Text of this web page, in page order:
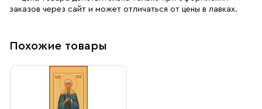
заказов через сайт и может отличаться от цены в лавках.
Похожие товары